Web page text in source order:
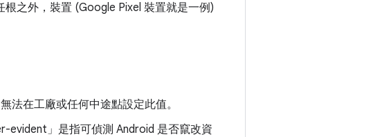
之外，裝置 (Google Pixel 裝置就是一例)
法在工廠或任何中途點設定此值。
evident」 是指可偵測 Android 是否竄改資